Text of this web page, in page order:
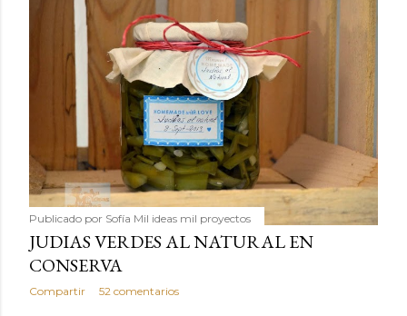
Publicado por Sofía Mil ideas mil proyectos
JUDIAS VERDES AL NATURAL EN
CONSERVA
Compartir 52 comentarios